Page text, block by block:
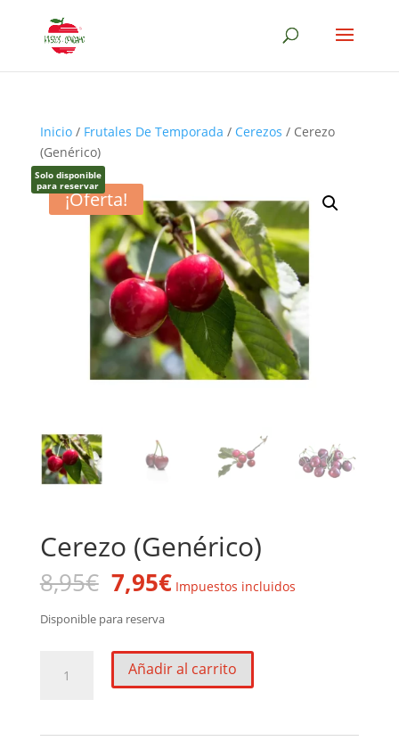
Inicio/ Frutales De Temporada / Cerezos / Cerezo
(Genérico)
¡Oferta!
Solo disponible
para reservar
Cerezo (Genérico)
8,95€ El
precio
original
era:
8,95€.
7,95€El
precio
es:
7,95€.
Impuestos incluidos
Disponible para reserva
(Genérico)
Añadir al carrito